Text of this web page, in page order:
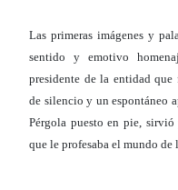
Las primeras imágenes y
sentido y emotivo
presidente de la entidad
de silencio y un espontáneo
Pérgola puesto en pie,
que le profesaba el mundo de